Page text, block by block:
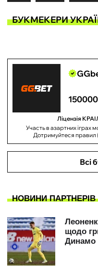
БУКМЕКЕРИ
Ліцензія
Участь в азартних іграх
Дотримуйтеся правил
Всі